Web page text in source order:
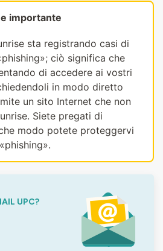
importante
sta registrando casi di
ciò significa che
di accedere ai vostri
in modo diretto
un sito Internet che non
Siete pregati di
modo potete proteggervi
UPC?